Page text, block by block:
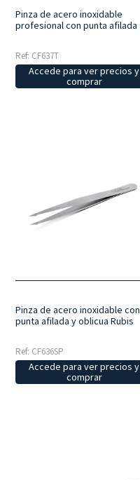
Pinza de acero inoxidable
profesional con punta afilada
Ref: CF637T
Accede para ver precios y
comprar
Pinza de acero inoxidable con
punta afilada y oblicua Rubis
Ref: CF636SP
Accede para ver precios y
comprar